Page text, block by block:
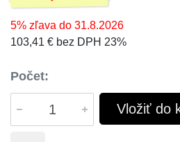
5% zľava do 31.8.2026
103,41 € bez DPH 23%
Počet:
Vložiť do